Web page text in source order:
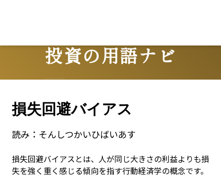
投資の用語ナビ
Terms
損失回避バイアス
読み： そんしつかいひばいあす
損失回避バイアスとは、人が同じ大きさの利益よりも損
失を強く重く感じる傾向を指す行動経済学の概念です。